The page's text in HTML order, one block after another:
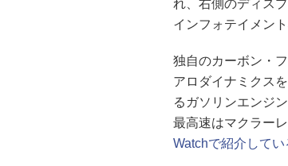
れ、右側のディス
インフォテイメン
独自のカーボン・
アロダイナミクス
るガソリンエンジ
最高速はマクラー
Watchで紹介してい